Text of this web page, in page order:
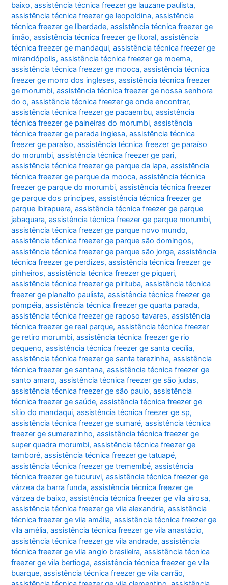
baixo,assistência técnica freezer ge lauzane paulista,
assistência técnica freezer ge leopoldina,assistência
técnica freezer ge liberdade,assistência técnica freezer ge
limão,assistência técnica freezer ge litoral,assistência
técnica freezer ge mandaqui,assistência técnica freezer ge
mirandópolis,assistência técnica freezer ge moema,
assistência técnica freezer ge mooca,assistência técnica
freezer ge morro dos ingleses,assistência técnica freezer
ge morumbi,assistência técnica freezer ge nossa senhora
do o,assistência técnica freezer ge onde encontrar,
assistência técnica freezer ge pacaembu,assistência
técnica freezer ge paineiras do morumbi,assistência
técnica freezer ge parada inglesa,assistência técnica
freezer ge paraíso,assistência técnica freezer ge paraíso
do morumbi,assistência técnica freezer ge pari,
assistência técnica freezer ge parque da lapa,assistência
técnica freezer ge parque da mooca,assistência técnica
freezer ge parque do morumbi,assistência técnica freezer
ge parque dos principes,assistência técnica freezer ge
parque ibirapuera,assistência técnica freezer ge parque
jabaquara,assistência técnica freezer ge parque morumbi,
assistência técnica freezer ge parque novo mundo,
assistência técnica freezer ge parque são domingos,
assistência técnica freezer ge parque são jorge,assistência
técnica freezer ge perdizes,assistência técnica freezer ge
pinheiros,assistência técnica freezer ge piqueri,
assistência técnica freezer ge pirituba,assistência técnica
freezer ge planalto paulista,assistência técnica freezer ge
pompéia,assistência técnica freezer ge quarta parada,
assistência técnica freezer ge raposo tavares,assistência
técnica freezer ge real parque,assistência técnica freezer
ge retiro morumbi,assistência técnica freezer ge rio
pequeno,assistência técnica freezer ge santa cecília,
assistência técnica freezer ge santa terezinha,assistência
técnica freezer ge santana,assistência técnica freezer ge
santo amaro,assistência técnica freezer ge são judas,
assistência técnica freezer ge são paulo,assistência
técnica freezer ge saúde,assistência técnica freezer ge
sítio do mandaqui,assistência técnica freezer ge sp,
assistência técnica freezer ge sumaré,assistência técnica
freezer ge sumarezinho,assistência técnica freezer ge
super quadra morumbi,assistência técnica freezer ge
tamboré,assistência técnica freezer ge tatuapé,
assistência técnica freezer ge tremembé,assistência
técnica freezer ge tucuruvi,assistência técnica freezer ge
várzea da barra funda,assistência técnica freezer ge
várzea de baixo,assistência técnica freezer ge vila airosa,
assistência técnica freezer ge vila alexandria,assistência
técnica freezer ge vila amália,assistência técnica freezer ge
vila amélia,assistência técnica freezer ge vila anastácio,
assistência técnica freezer ge vila andrade,assistência
técnica freezer ge vila anglo brasileira,assistência técnica
freezer ge vila bertioga,assistência técnica freezer ge vila
buarque,assistência técnica freezer ge vila carrão,